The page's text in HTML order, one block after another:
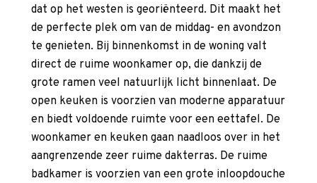
dat op het westen is georiënteerd. Dit maakt het
de perfecte plek om van de middag- en avondzon
te genieten. Bij binnenkomst in de woning valt
direct de ruime woonkamer op, die dankzij de
grote ramen veel natuurlijk licht binnenlaat. De
open keuken is voorzien van moderne apparatuur
en biedt voldoende ruimte voor een eettafel. De
woonkamer en keuken gaan naadloos over in het
aangrenzende zeer ruime dakterras. De ruime
badkamer is voorzien van een grote inloopdouche